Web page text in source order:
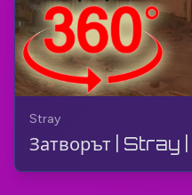
Stray